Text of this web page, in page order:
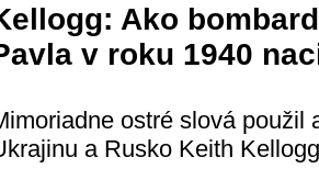
Ako
v roku 1940
ostré slová použil
a Rusko Keith